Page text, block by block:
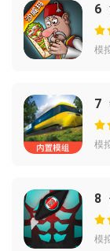
6
模
7
车
模
8
模